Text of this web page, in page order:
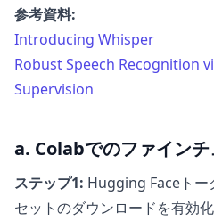
参考資料:
Introducing Whisper
Robust Speech Recognition
Supervision
a. Colabでのファイン
ステップ1: Hugging Faceトー
セットのダウンロードを有効化